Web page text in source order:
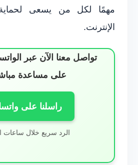
مهمًا لكل من يسعى
الإنترنت.
تواصل معنا الآن عبر
على مساعدة
راسلنا على
الرد سريع خلال ساعات